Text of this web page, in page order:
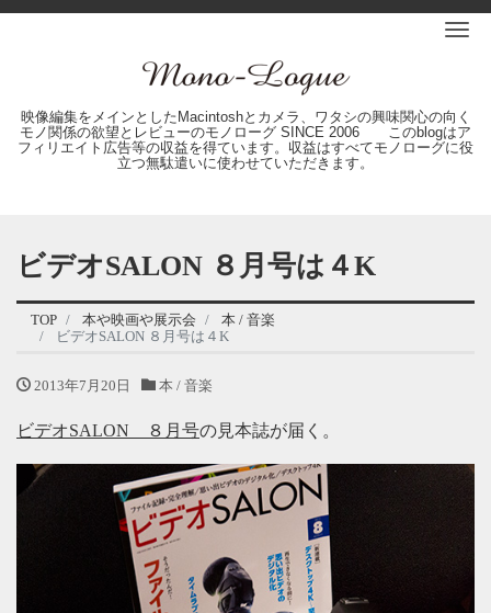
映像編集をメインとしたMacintoshとカメラ、ワタシの興味関心の向く
モノ関係の欲望とレビューのモノローグ SINCE 2006 このblogはア
フィリエイト広告等の収益を得ています。収益はすべてモノローグに役
立つ無駄遣いに使わせていただきます。
ビデオSALON ８月号は４K
TOP 本や映画や展示会
本 / 音楽
ビデオSALON ８月号は４K
2013年7月20日 本 / 音楽
ビデオSALON ８月号の見本誌が届く。